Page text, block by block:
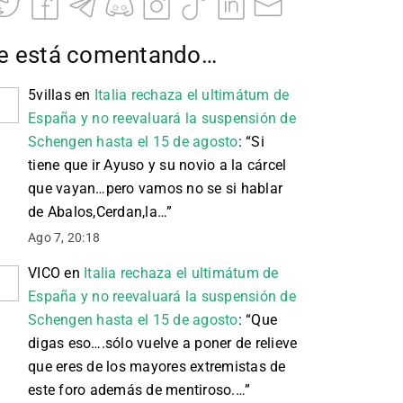
está comentando…
5villasen Italia rechaza el ultimátum de
España y no reevaluará la suspensión de
Schengen hasta el 15 de agosto: “Si
tiene que ir Ayuso y su novio a la cárcel
que vayan…pero vamos no se si hablar
de Abalos,Cerdan,la…”
Ago 7, 20:18
VICO en Italia rechaza el ultimátum de
España y no reevaluará la suspensión de
Schengen hasta el 15 de agosto: “Que
digas eso….sólo vuelve a poner de relieve
que eres de los mayores extremistas de
este foro además de mentiroso.…”